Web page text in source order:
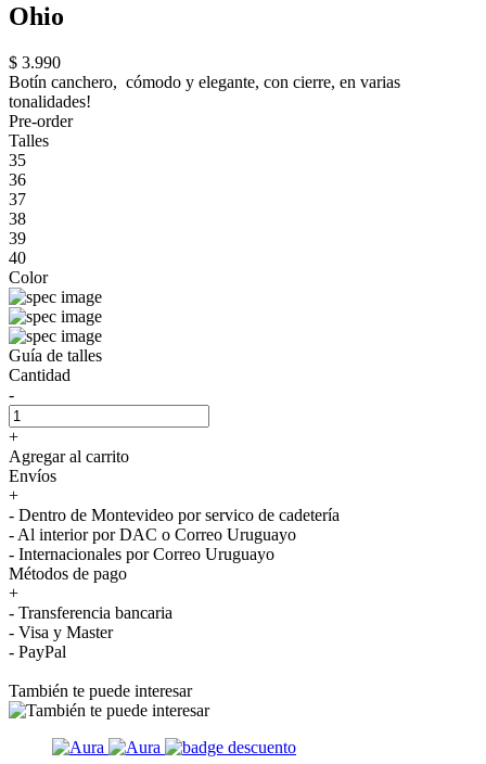
Ohio
$ 3.990
Botín canchero, cómodo y elegante, con cierre, en varias
tonalidades!
Pre-order
Talles
35
36
37
38
39
40
Color
Guía de talles
Cantidad
-
+
Agregar al carrito
Envíos
+
- Dentro de Montevideo por servico de cadetería
- Al interior por DAC o Correo Uruguayo
- Internacionales por Correo Uruguayo
Métodos de pago
+
- Transferencia bancaria
- Visa y Master
- PayPal
También te puede interesar